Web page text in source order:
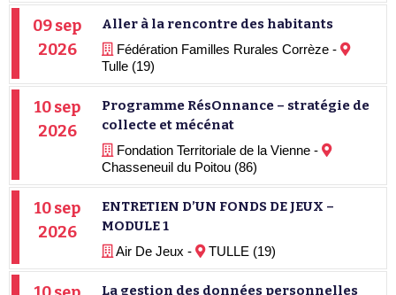
09 sep
2026
Aller à la rencontre des habitants
Fédération Familles Rurales Corrèze -
Tulle (19)
10 sep
2026
Programme RésOnnance – stratégie de
collecte et mécénat
Fondation Territoriale de la Vienne -
Chasseneuil du Poitou (86)
10 sep
2026
ENTRETIEN D’UN FONDS DE JEUX –
MODULE 1
Air De Jeux - TULLE (19)
La gestion des données personnelles